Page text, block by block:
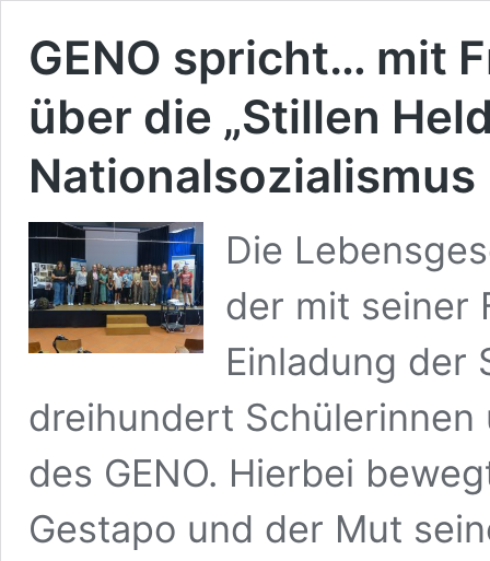
GENO spricht… mit
über die „Stillen
Nationalsozialismus
Die
der mit seiner
Einladung der
dreihundert
des GENO. Hierbei
Gestapo und der Mut